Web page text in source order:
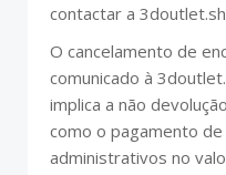
contactar a
O cancelamento de
comunicado à
implica a não
como o pagamento
administrativos no